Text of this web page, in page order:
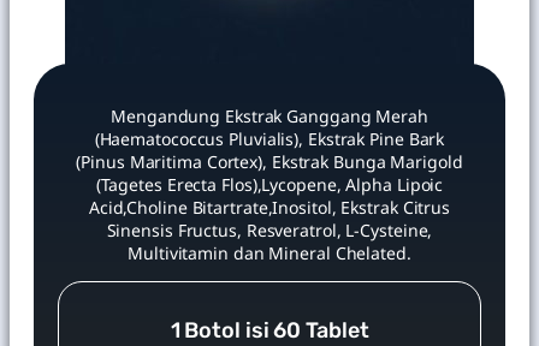
Mengandung Ekstrak Ganggang Merah
(Haematococcus Pluvialis), Ekstrak Pine Bark
(Pinus Maritima Cortex), Ekstrak Bunga Marigold
(Tagetes Erecta Flos),Lycopene, Alpha Lipoic
Acid,Choline Bitartrate,Inositol, Ekstrak Citrus
Sinensis Fructus, Resveratrol, L-Cysteine,
Multivitamin dan Mineral Chelated.
1 Botol isi 60 Tablet